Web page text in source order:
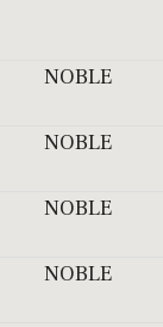
NOBLE
NOBLE
NOBLE
NOBLE